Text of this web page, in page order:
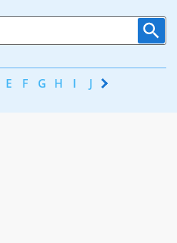
E F G H I J K